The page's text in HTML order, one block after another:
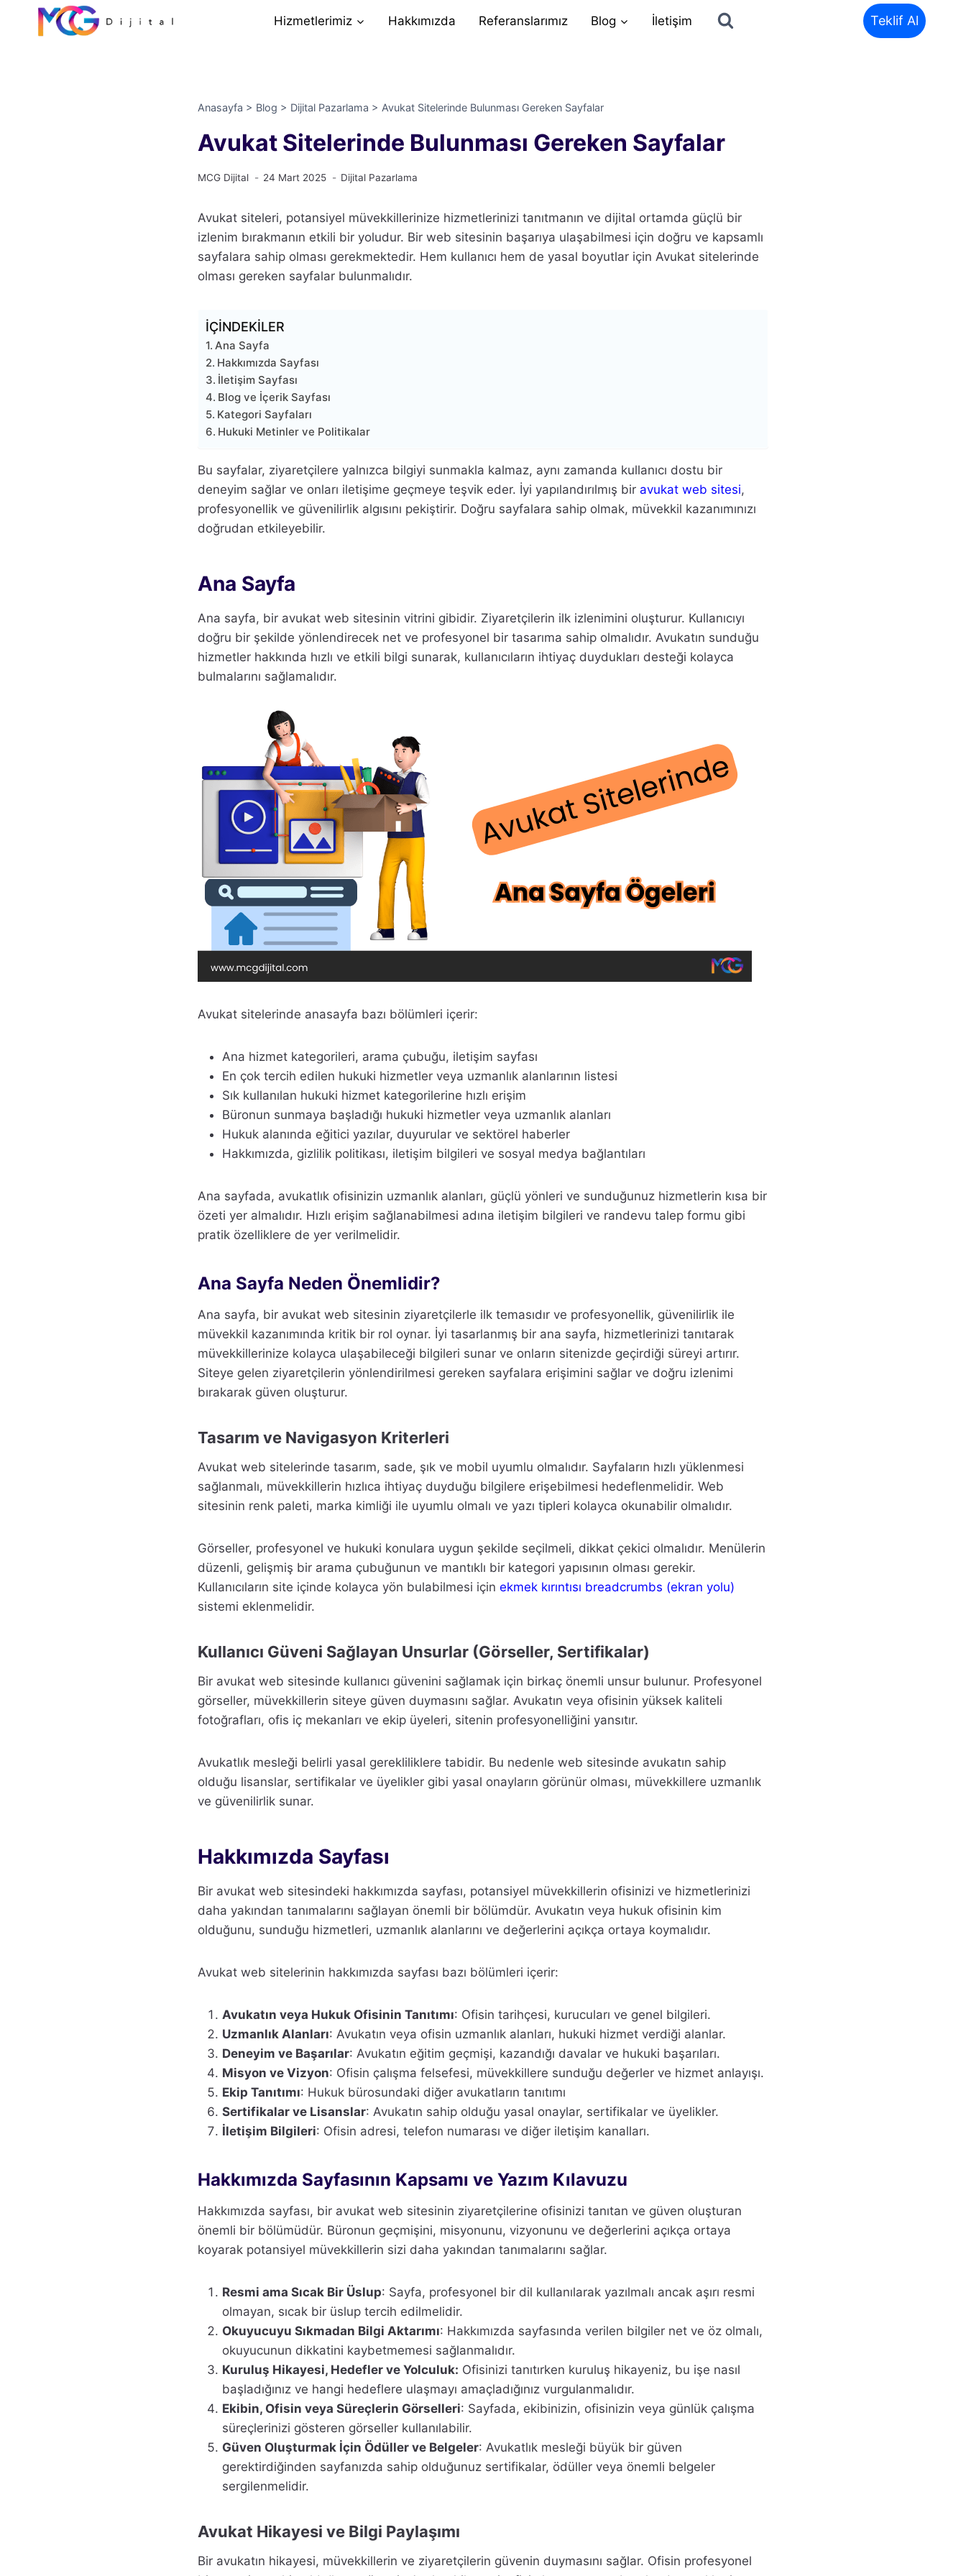
Hizmetlerimiz Hakkımızda Referanslarımız Blog İletişim Teklif Al
Anasayfa > Blog > Dijital Pazarlama > Avukat Sitelerinde Bulunması Gereken Sayfalar
Avukat Sitelerinde Bulunması Gereken Sayfalar
MCG Dijital 24 Mart 2025 Dijital Pazarlama
Avukat siteleri, potansiyel müvekkillerinize hizmetlerinizi tanıtmanın ve dijital ortamda güçlü bir
izlenim bırakmanın etkili bir yoludur. Bir web sitesinin başarıya ulaşabilmesi için doğru ve kapsamlı
sayfalara sahip olması gerekmektedir. Hem kullanıcı hem de yasal boyutlar için Avukat sitelerinde
olması gereken sayfalar bulunmalıdır.
İÇİNDEKİLER
Ana Sayfa
Hakkımızda Sayfası
İletişim Sayfası
Blog ve İçerik Sayfası
Kategori Sayfaları
Hukuki Metinler ve Politikalar
Bu sayfalar, ziyaretçilere yalnızca bilgiyi sunmakla kalmaz, aynı zamanda kullanıcı dostu bir
deneyim sağlar ve onları iletişime geçmeye teşvik eder. İyi yapılandırılmış bir avukat web sitesi,
profesyonellik ve güvenilirlik algısını pekiştirir. Doğru sayfalara sahip olmak, müvekkil kazanımınızı
doğrudan etkileyebilir.
Ana Sayfa
Ana sayfa, bir avukat web sitesinin vitrini gibidir. Ziyaretçilerin ilk izlenimini oluşturur. Kullanıcıyı
doğru bir şekilde yönlendirecek net ve profesyonel bir tasarıma sahip olmalıdır. Avukatın sunduğu
hizmetler hakkında hızlı ve etkili bilgi sunarak, kullanıcıların ihtiyaç duydukları desteği kolayca
bulmalarını sağlamalıdır.
Avukat sitelerinde anasayfa bazı bölümleri içerir:
Ana hizmet kategorileri, arama çubuğu, iletişim sayfası
En çok tercih edilen hukuki hizmetler veya uzmanlık alanlarının listesi
Sık kullanılan hukuki hizmet kategorilerine hızlı erişim
Büronun sunmaya başladığı hukuki hizmetler veya uzmanlık alanları
Hukuk alanında eğitici yazılar, duyurular ve sektörel haberler
Hakkımızda, gizlilik politikası, iletişim bilgileri ve sosyal medya bağlantıları
Ana sayfada, avukatlık ofisinizin uzmanlık alanları, güçlü yönleri ve sunduğunuz hizmetlerin kısa bir
özeti yer almalıdır. Hızlı erişim sağlanabilmesi adına iletişim bilgileri ve randevu talep formu gibi
pratik özelliklere de yer verilmelidir.
Ana Sayfa Neden Önemlidir?
Ana sayfa, bir avukat web sitesinin ziyaretçilerle ilk temasıdır ve profesyonellik, güvenilirlik ile
müvekkil kazanımında kritik bir rol oynar. İyi tasarlanmış bir ana sayfa, hizmetlerinizi tanıtarak
müvekkillerinize kolayca ulaşabileceği bilgileri sunar ve onların sitenizde geçirdiği süreyi artırır.
Siteye gelen ziyaretçilerin yönlendirilmesi gereken sayfalara erişimini sağlar ve doğru izlenimi
bırakarak güven oluşturur.
Tasarım ve Navigasyon Kriterleri
Avukat web sitelerinde tasarım, sade, şık ve mobil uyumlu olmalıdır. Sayfaların hızlı yüklenmesi
sağlanmalı, müvekkillerin hızlıca ihtiyaç duyduğu bilgilere erişebilmesi hedeflenmelidir. Web
sitesinin renk paleti, marka kimliği ile uyumlu olmalı ve yazı tipleri kolayca okunabilir olmalıdır.
Görseller, profesyonel ve hukuki konulara uygun şekilde seçilmeli, dikkat çekici olmalıdır. Menülerin
düzenli, gelişmiş bir arama çubuğunun ve mantıklı bir kategori yapısının olması gerekir.
Kullanıcıların site içinde kolayca yön bulabilmesi için ekmek kırıntısı breadcrumbs (ekran yolu)
sistemi eklenmelidir.
Kullanıcı Güveni Sağlayan Unsurlar (Görseller, Sertifikalar)
Bir avukat web sitesinde kullanıcı güvenini sağlamak için birkaç önemli unsur bulunur. Profesyonel
görseller, müvekkillerin siteye güven duymasını sağlar. Avukatın veya ofisinin yüksek kaliteli
fotoğrafları, ofis iç mekanları ve ekip üyeleri, sitenin profesyonelliğini yansıtır.
Avukatlık mesleği belirli yasal gerekliliklere tabidir. Bu nedenle web sitesinde avukatın sahip
olduğu lisanslar, sertifikalar ve üyelikler gibi yasal onayların görünür olması, müvekkillere uzmanlık
ve güvenilirlik sunar.
Hakkımızda Sayfası
Bir avukat web sitesindeki hakkımızda sayfası, potansiyel müvekkillerin ofisinizi ve hizmetlerinizi
daha yakından tanımalarını sağlayan önemli bir bölümdür. Avukatın veya hukuk ofisinin kim
olduğunu, sunduğu hizmetleri, uzmanlık alanlarını ve değerlerini açıkça ortaya koymalıdır.
Avukat web sitelerinin hakkımızda sayfası bazı bölümleri içerir:
Avukatın veya Hukuk Ofisinin Tanıtımı: Ofisin tarihçesi, kurucuları ve genel bilgileri.
Uzmanlık Alanları: Avukatın veya ofisin uzmanlık alanları, hukuki hizmet verdiği alanlar.
Deneyim ve Başarılar: Avukatın eğitim geçmişi, kazandığı davalar ve hukuki başarıları.
Misyon ve Vizyon: Ofisin çalışma felsefesi, müvekkillere sunduğu değerler ve hizmet anlayışı.
Ekip Tanıtımı: Hukuk bürosundaki diğer avukatların tanıtımı
Sertifikalar ve Lisanslar: Avukatın sahip olduğu yasal onaylar, sertifikalar ve üyelikler.
İletişim Bilgileri: Ofisin adresi, telefon numarası ve diğer iletişim kanalları.
Hakkımızda Sayfasının Kapsamı ve Yazım Kılavuzu
Hakkımızda sayfası, bir avukat web sitesinin ziyaretçilerine ofisinizi tanıtan ve güven oluşturan
önemli bir bölümüdür. Büronun geçmişini, misyonunu, vizyonunu ve değerlerini açıkça ortaya
koyarak potansiyel müvekkillerin sizi daha yakından tanımalarını sağlar.
Resmi ama Sıcak Bir Üslup: Sayfa, profesyonel bir dil kullanılarak yazılmalı ancak aşırı resmi
olmayan, sıcak bir üslup tercih edilmelidir.
Okuyucuyu Sıkmadan Bilgi Aktarımı: Hakkımızda sayfasında verilen bilgiler net ve öz olmalı,
okuyucunun dikkatini kaybetmemesi sağlanmalıdır.
Kuruluş Hikayesi, Hedefler ve Yolculuk: Ofisinizi tanıtırken kuruluş hikayeniz, bu işe nasıl
başladığınız ve hangi hedeflere ulaşmayı amaçladığınız vurgulanmalıdır.
Ekibin, Ofisin veya Süreçlerin Görselleri: Sayfada, ekibinizin, ofisinizin veya günlük çalışma
süreçlerinizi gösteren görseller kullanılabilir.
Güven Oluşturmak İçin Ödüller ve Belgeler: Avukatlık mesleği büyük bir güven
gerektirdiğinden sayfanızda sahip olduğunuz sertifikalar, ödüller veya önemli belgeler
sergilenmelidir.
Avukat Hikayesi ve Bilgi Paylaşımı
Bir avukatın hikayesi, müvekkillerin ve ziyaretçilerin güvenin duymasını sağlar. Ofisin profesyonel